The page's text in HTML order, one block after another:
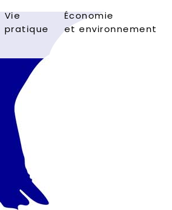
Vie
pratique
Économie
et environnement